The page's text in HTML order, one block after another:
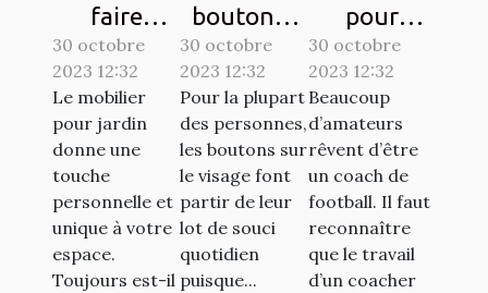
faire
confiance
à la société
ATECH
pour son
mobilier de
jardin ?
30 octobre
2023 12:32
Le mobilier
pour jardin
donne une
touche
personnelle et
unique à votre
espace.
Toujours est-il
boutons :
comment
s’y
prendre ?
30 octobre
2023 12:32
Pour la plupart
des personnes,
les boutons sur
le visage font
partir de leur
lot de souci
quotidien
puisque...
pour
devenir un
bon coach
de
football ?
30 octobre
2023 12:32
Beaucoup
d’amateurs
rêvent d’être
un coach de
football. Il faut
reconnaître
que le travail
d’un coacher